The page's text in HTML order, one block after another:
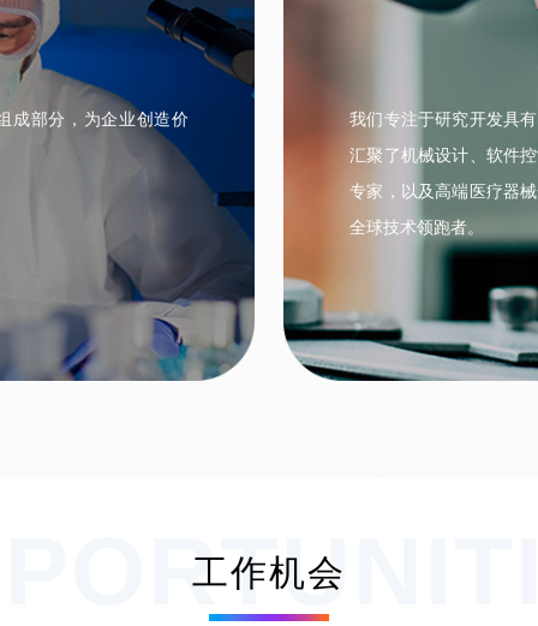
成部分，为企业创造价
我们专注于研究开发具
汇聚了机械设计、软件
专家，以及高端医疗器
全球技术领跑者。
工作机会